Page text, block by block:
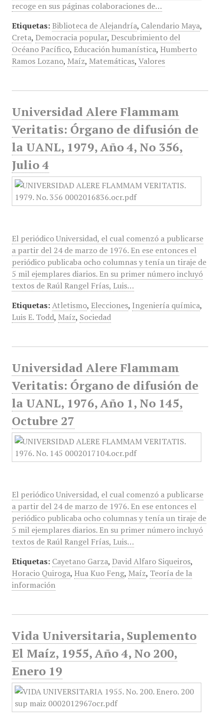
recoge en sus páginas colaboraciones de…
Etiquetas: Biblioteca de Alejandría, Calendario Maya,
Creta, Democracia popular, Descubrimiento del
Océano Pacífico, Educación humanística, Humberto
Ramos Lozano, Maíz, Matemáticas, Valores
Universidad Alere Flammam
Veritatis: Órgano de difusión de
la UANL, 1979, Año 4, No 356,
Julio 4
El periódico Universidad, el cual comenzó a publicarse
a partir del 24 de marzo de 1976. En ese entonces el
periódico publicaba ocho columnas y tenía un tiraje de
5 mil ejemplares diarios. En su primer número incluyó
textos de Raúl Rangel Frías, Luis…
Etiquetas: Atletismo, Elecciones, Ingeniería química,
Luis E. Todd, Maíz, Sociedad
Universidad Alere Flammam
Veritatis: Órgano de difusión de
la UANL, 1976, Año 1, No 145,
Octubre 27
El periódico Universidad, el cual comenzó a publicarse
a partir del 24 de marzo de 1976. En ese entonces el
periódico publicaba ocho columnas y tenía un tiraje de
5 mil ejemplares diarios. En su primer número incluyó
textos de Raúl Rangel Frías, Luis…
Etiquetas: Cayetano Garza, David Alfaro Siqueiros,
Horacio Quiroga, Hua Kuo Feng, Maíz, Teoría de la
información
Vida Universitaria, Suplemento
El Maíz, 1955, Año 4, No 200,
Enero 19